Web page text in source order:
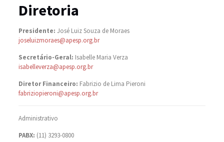
Diretoria
Presidente: José Luiz Souza de Moraes
joseluizmoraes@apesp.org.br
Secretário-Geral: Isabelle Maria Verza
isabelleverza@apesp.org.br
Diretor Financeiro: Fabrizio de Lima Pieroni
fabriziopieroni@apesp.org.br
Administrativo
PABX: (11) 3293-0800